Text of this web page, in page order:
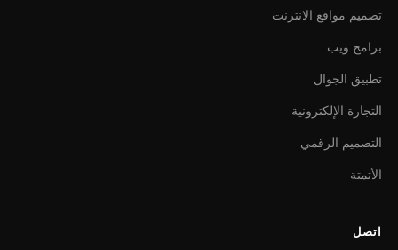
تصميم مواقع الانترنت
برامج ويب
تطبيق الجوال
التجارة الإلكترونية
التصميم الرقمي
الأتمتة
اتصل